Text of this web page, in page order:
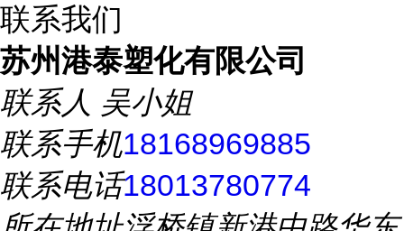
联系我们
苏州港泰塑化有限公司
联系人 吴小姐
联系手机18168969885
联系电话18013780774